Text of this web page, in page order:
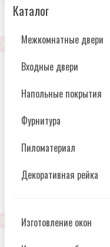
Каталог
Межкомнатные двери
Входные двери
Напольные покрытия
Фурнитура
Пиломатериал
Декоративная рейка
Изготовление окон